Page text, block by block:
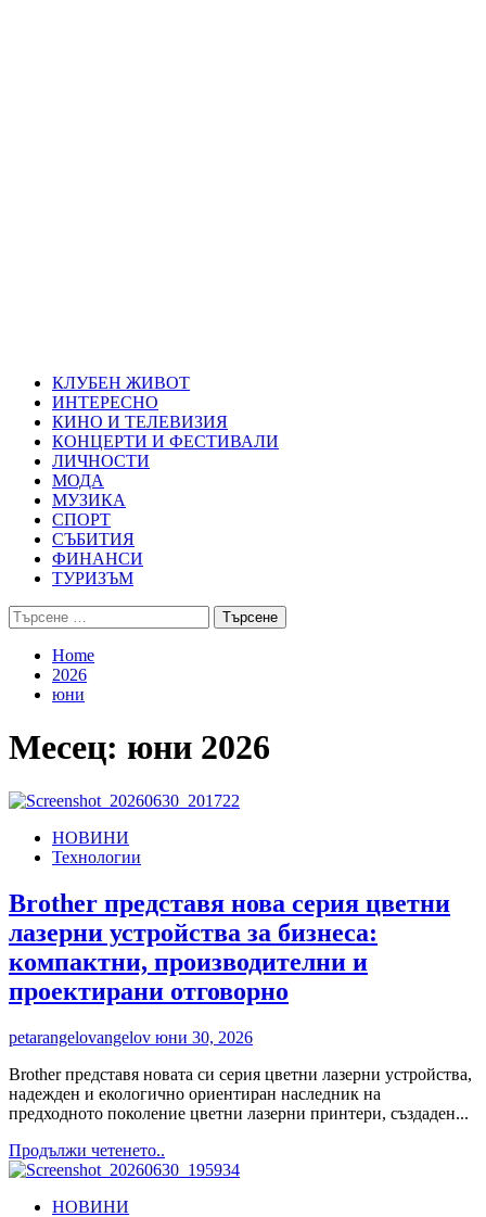
КЛУБЕН ЖИВОТ
ИНТЕРЕСНО
КИНО И ТЕЛЕВИЗИЯ
КОНЦЕРТИ И ФЕСТИВАЛИ
ЛИЧНОСТИ
МОДА
МУЗИКА
СПОРТ
СЪБИТИЯ
ФИНАНСИ
ТУРИЗЪМ
Търсене
за:
Home
2026
юни
Месец: юни 2026
НОВИНИ
Технологии
Brother представя нова серия цветни
лазерни устройства за бизнеса:
компактни, производителни и
проектирани отговорно
petarangelovangelov юни 30, 2026
Brother представя новата си серия цветни лазерни устройства,
надежден и екологично ориентиран наследник на
предходното поколение цветни лазерни принтери, създаден...
Продължи четенето..
more
НОВИНИ